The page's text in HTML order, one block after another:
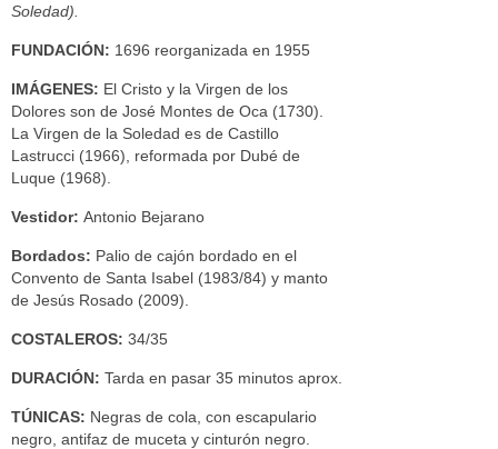
Soledad).
FUNDACIÓN: 1696 reorganizada en 1955
IMÁGENES: El Cristo y la Virgen de los
Dolores son de José Montes de Oca (1730).
La Virgen de la Soledad es de Castillo
Lastrucci (1966), reformada por Dubé de
Luque (1968).
Vestidor: Antonio Bejarano
Bordados: Palio de cajón bordado en el
Convento de Santa Isabel (1983/84) y manto
de Jesús Rosado (2009).
COSTALEROS: 34/35
DURACIÓN: Tarda en pasar 35 minutos aprox.
TÚNICAS: Negras de cola, con escapulario
negro, antifaz de muceta y cinturón negro.